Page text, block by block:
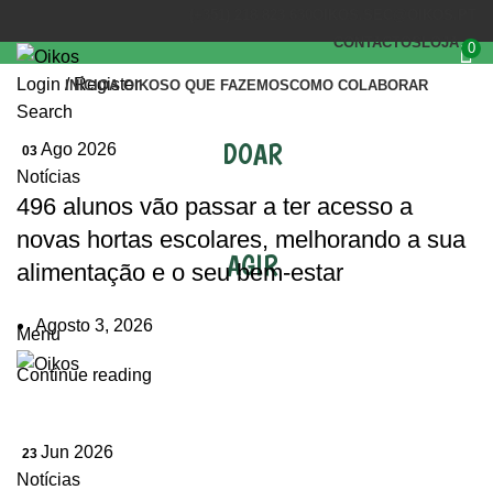
CONTACTOSLOJA 0
Login / Register
Search
INÍCIOA OIKOSO QUE FAZEMOSCOMO COLABORAR
DOAR
AGIR
Menu
03 Ago 2026
Notícias
496 alunos vão passar a ter acesso a
novas hortas escolares, melhorando a sua
alimentação e o seu bem-estar
Agosto 3, 2026
Continue reading
23 Jun 2026
Notícias